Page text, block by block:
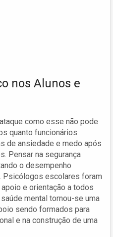
nos Alunos e
como esse não pode
quanto funcionários
de ansiedade e medo após
Pensar na segurança
o desempenho
Psicólogos escolares foram
e orientação a todos
mental tornou-se uma
sendo formados para
e na construção de uma